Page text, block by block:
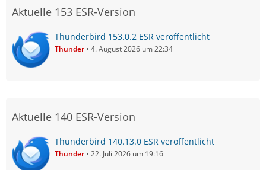
Aktuelle 153 ESR-Version
Thunderbird 153.0.2 ESR veröffentlicht
Thunder 4. August 2026 um 22:34
Aktuelle 140 ESR-Version
Thunderbird 140.13.0 ESR veröffentlicht
Thunder 22. Juli 2026 um 19:16